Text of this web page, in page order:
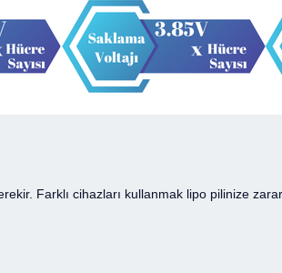
Farklı cihazları kullanmak lipo pilinize